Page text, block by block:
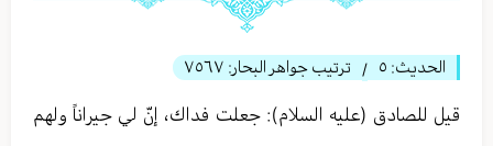
الحديث: ٥ / ترتيب جواهر البحار: ٧٥٦٧
قيل للصادق (عليه السلام): جعلت فداك، إنّ لي جيراناً ولهم